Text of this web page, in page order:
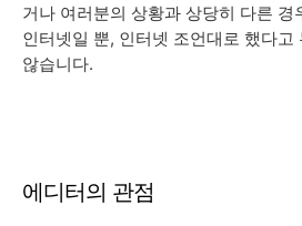
거나 여러분의 상황과 상당히 다른 경
인터넷일 뿐, 인터넷 조언대로 했다고
않습니다.
에디터의 관점